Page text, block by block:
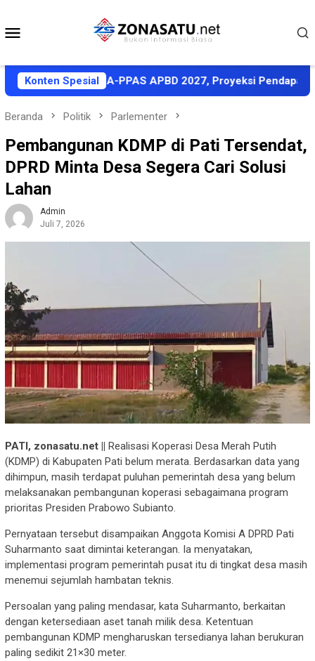
konten
Konten Spesial
Sepakati KUA-PPAS APBD 2027, Proyeksi Pendapatan
Beranda Politik Parlementer
Pembangunan KDMP di Pati Tersendat,
DPRD Minta Desa Segera Cari Solusi
Lahan
Admin
Juli 7, 2026
PATI, zonasatu.net || Realisasi Koperasi Desa Merah Putih
(KDMP) di Kabupaten Pati belum merata. Berdasarkan data yang
dihimpun, masih terdapat puluhan pemerintah desa yang belum
melaksanakan pembangunan koperasi sebagaimana program
prioritas Presiden Prabowo Subianto.
Pernyataan tersebut disampaikan Anggota Komisi A DPRD Pati
Suharmanto saat dimintai keterangan. Ia menyatakan,
implementasi program pemerintah pusat itu di tingkat desa masih
menemui sejumlah hambatan teknis.
Persoalan yang paling mendasar, kata Suharmanto, berkaitan
dengan ketersediaan aset tanah milik desa. Ketentuan
pembangunan KDMP mengharuskan tersedianya lahan berukuran
paling sedikit 21×30 meter.